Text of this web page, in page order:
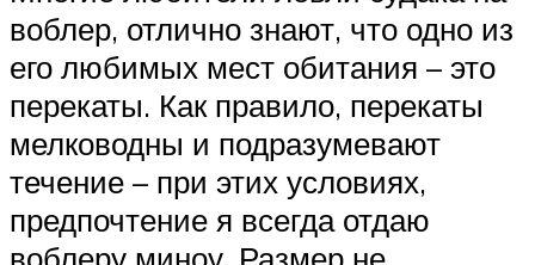
воблер, отлично знают, что одно из
его любимых мест обитания – это
перекаты. Как правило, перекаты
мелководны и подразумевают
течение – при этих условиях,
предпочтение я всегда отдаю